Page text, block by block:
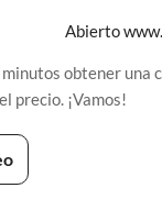
Abierto
minutos obtener
precio. ¡Vamos!